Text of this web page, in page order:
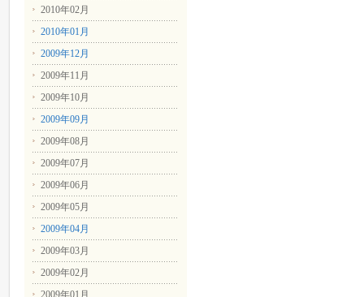
2010年02月
2010年01月
2009年12月
2009年11月
2009年10月
2009年09月
2009年08月
2009年07月
2009年06月
2009年05月
2009年04月
2009年03月
2009年02月
2009年01月